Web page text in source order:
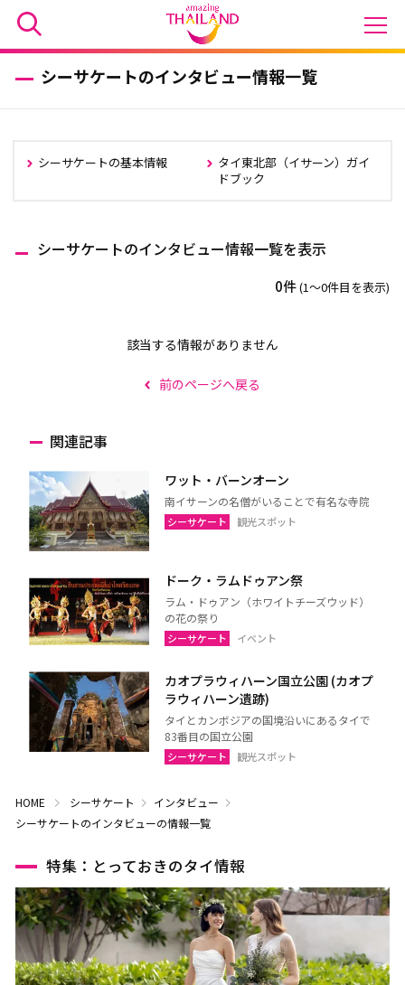
シーサケートのインタビュー情報一覧
シーサケートの基本情報
タイ東北部（イサーン）ガイ
ドブック
シーサケートのインタビュー情報一覧を表示
0件(1〜0件目を表示)
該当する情報がありません
前のページへ戻る
関連記事
ワット・バーンオーン
南イサーンの名僧がいることで有名な寺院
シーサケート 観光スポット
ドーク・ラムドゥアン祭
ラム・ドゥアン（ホワイトチーズウッド）
の花の祭り
シーサケート イベント
カオプラウィハーン国立公園 (カオプ
ラウィハーン遺跡)
タイとカンボジアの国境沿いにあるタイで
83番目の国立公園
シーサケート 観光スポット
HOME シーサケート
インタビュー
シーサケートのインタビューの情報一覧
特集：とっておきのタイ情報